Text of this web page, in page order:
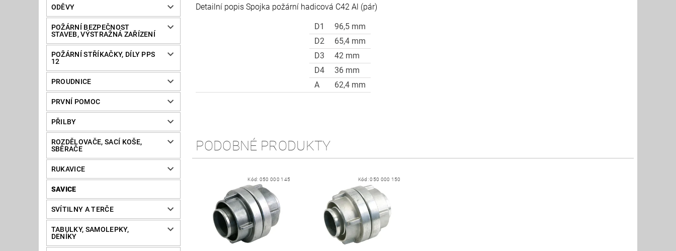
ODĚVY
POŽÁRNÍ BEZPEČNOST
STAVEB, VÝSTRAŽNÁ ZAŘÍZENÍ
POŽÁRNÍ STŘÍKAČKY, DÍLY PPS
12
PROUDNICE
PRVNÍ POMOC
PŘILBY
ROZDĚLOVAČE, SACÍ KOŠE,
SBĚRAČE
RUKAVICE
SAVICE
SVÍTILNY A TERČE
TABULKY, SAMOLEPKY,
DENÍKY
Detailní popis Spojka požární hadicová C42 Al (pár)
D1
96,5 mm
D2
65,4 mm
D3
42 mm
D4
36 mm
A
62,4 mm
PODOBNÉ PRODUKTY
Kód: 050 000 145 Kód:050 000 150